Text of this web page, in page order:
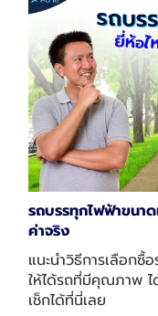
รถบรรทุกไฟฟ้าขนา
ค่าจริง
แนะนำวิธีการเลือกซื้
ให้ได้รถที่มีคุณภาพ ไ
เช็กได้ที่นี่เลย